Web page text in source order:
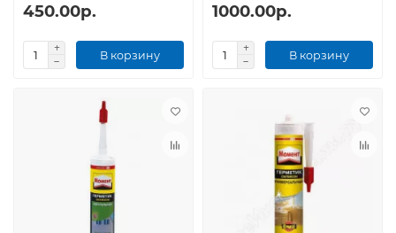
450.00р.
В корзину
1000.00р.
В корзину